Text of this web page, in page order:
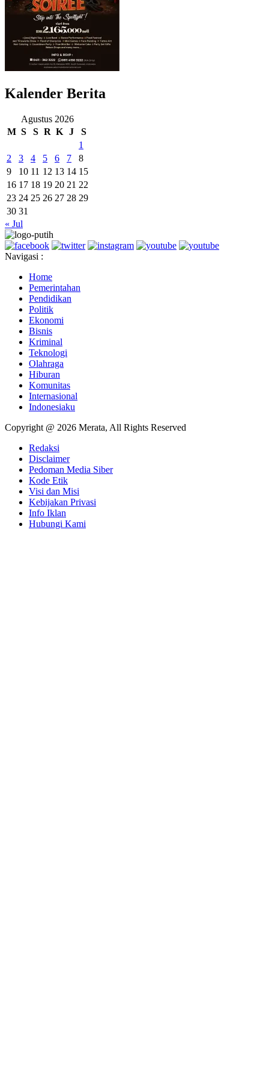
Kalender Berita
Agustus 2026
M S S R K J
S
1
2
3 4 5 6 7
8
9
10 11 12 13 14 15
16 17 18 19 20 21 22
23 24 25 26 27 28 29
30 31
« Jul
Navigasi :
Home
Pemerintahan
Pendidikan
Politik
Ekonomi
Bisnis
Kriminal
Teknologi
Olahraga
Hiburan
Komunitas
Internasional
Indonesiaku
Copyright @ 2026 Merata, All Rights Reserved
Redaksi
Disclaimer
Pedoman Media Siber
Kode Etik
Visi dan Misi
Kebijakan Privasi
Info Iklan
Hubungi Kami